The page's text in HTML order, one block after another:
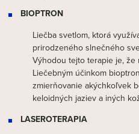
BIOPTRON
Liečba svetlom, ktorá
prirodzeného slnečného
Výhodou tejto terapie je,
Liečebným účinkom
zmierňovanie akýchkoľvek
keloidných jaziev a iných
LASEROTERAPIA